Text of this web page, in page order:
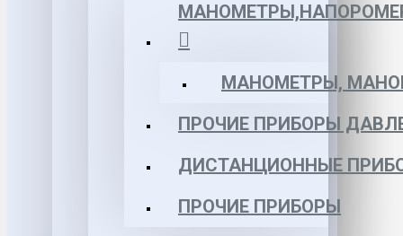
МАНОМЕТРЫ,
ПРОЧИЕ ПРИБОРЫ
ДИСТАНЦИОННЫЕ
ПРОЧИЕ ПРИБОРЫ